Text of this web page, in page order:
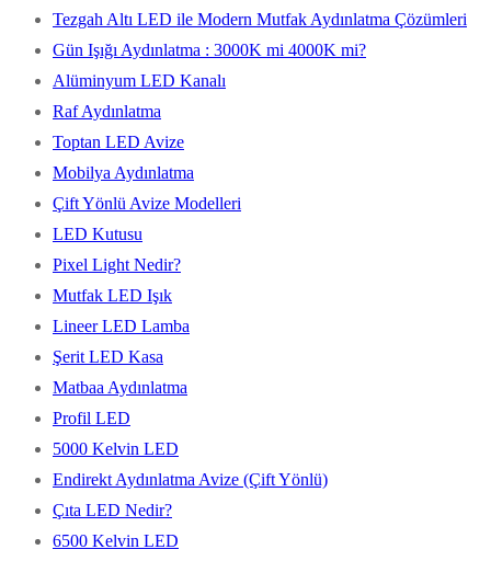
Tezgah Altı LED ile Modern Mutfak Aydınlatma Çözümleri
Gün Işığı Aydınlatma : 3000K mi 4000K mi?
Alüminyum LED Kanalı
Raf Aydınlatma
Toptan LED Avize
Mobilya Aydınlatma
Çift Yönlü Avize Modelleri
LED Kutusu
Pixel Light Nedir?
Mutfak LED Işık
Lineer LED Lamba
Şerit LED Kasa
Matbaa Aydınlatma
Profil LED
5000 Kelvin LED
Endirekt Aydınlatma Avize (Çift Yönlü)
Çıta LED Nedir?
6500 Kelvin LED